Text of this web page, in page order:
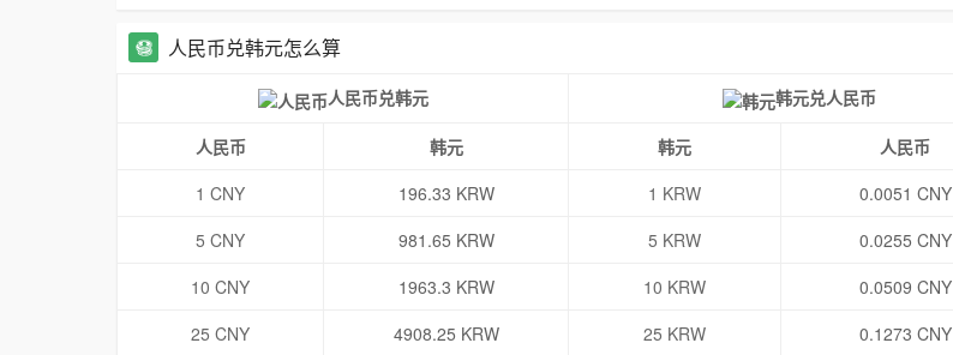
人民币兑韩元怎么算
人民币兑韩元 韩元兑人民币
人民币 韩元 韩元
人民币
1 CNY
196.33 KRW 1 KRW
0.0051 CNY
5 CNY
981.65 KRW 5 KRW
0.0255 CNY
10 CNY
1963.3 KRW 10 KRW
0.0509 CNY
25 CNY
4908.25 KRW 25 KRW
0.1273 CNY